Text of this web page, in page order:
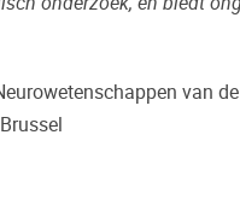
van
Brussel